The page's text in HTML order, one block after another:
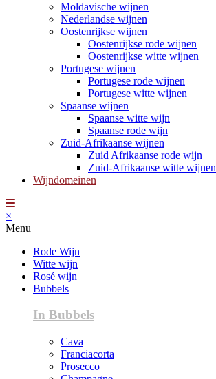
Moldavische wijnen
Nederlandse wijnen
Oostenrijkse wijnen
Oostenrijkse rode wijnen
Oostenrijkse witte wijnen
Portugese wijnen
Portugese rode wijnen
Portugese witte wijnen
Spaanse wijnen
Spaanse witte wijn
Spaanse rode wijn
Zuid-Afrikaanse wijnen
Zuid Afrikaanse rode wijn
Zuid-Afrikaanse witte wijnen
Wijndomeinen
×
Menu
Rode Wijn
Witte wijn
Rosé wijn
Bubbels
In Bubbels
Cava
Franciacorta
Prosecco